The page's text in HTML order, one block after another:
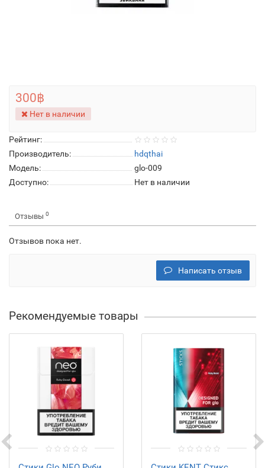
Рейтинг:
Производитель:
hdqthai
Модель:
glo-009
Доступно:
Нет в наличии
300฿
Нет в наличии
Отзывы 0
Отзывов пока нет.
Написать отзыв
Рекомендуемые товары